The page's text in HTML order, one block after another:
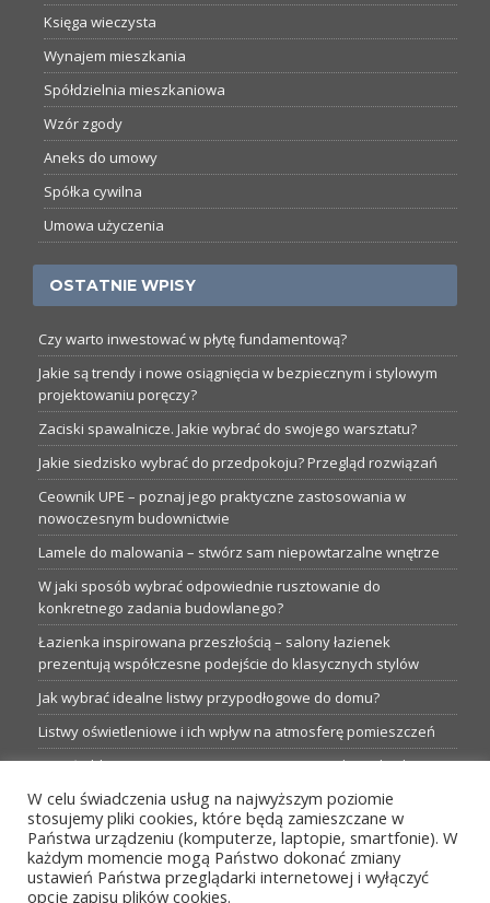
Księga wieczysta
Wynajem mieszkania
Spółdzielnia mieszkaniowa
Wzór zgody
Aneks do umowy
Spółka cywilna
Umowa użyczenia
OSTATNIE WPISY
Czy warto inwestować w płytę fundamentową?
Jakie są trendy i nowe osiągnięcia w bezpiecznym i stylowym
projektowaniu poręczy?
Zaciski spawalnicze. Jakie wybrać do swojego warsztatu?
Jakie siedzisko wybrać do przedpokoju? Przegląd rozwiązań
Ceownik UPE – poznaj jego praktyczne zastosowania w
nowoczesnym budownictwie
Lamele do malowania – stwórz sam niepowtarzalne wnętrze
W jaki sposób wybrać odpowiednie rusztowanie do
konkretnego zadania budowlanego?
Łazienka inspirowana przeszłością – salony łazienek
prezentują współczesne podejście do klasycznych stylów
Jak wybrać idealne listwy przypodłogowe do domu?
Listwy oświetleniowe i ich wpływ na atmosferę pomieszczeń
Garaże blaszane: Nieocenione magazyny podczas budowy
Profesjonalne hurtownie dla każdego budowlańca i instalatora
Proste metamorfozy aranżacji w łazience: 5 praktycznych
pomysłów
W celu świadczenia usług na najwyższym poziomie
stosujemy pliki cookies, które będą zamieszczane w
Państwa urządzeniu (komputerze, laptopie, smartfonie). W
każdym momencie mogą Państwo dokonać zmiany
ustawień Państwa przeglądarki internetowej i wyłączyć
opcję zapisu plików cookies.